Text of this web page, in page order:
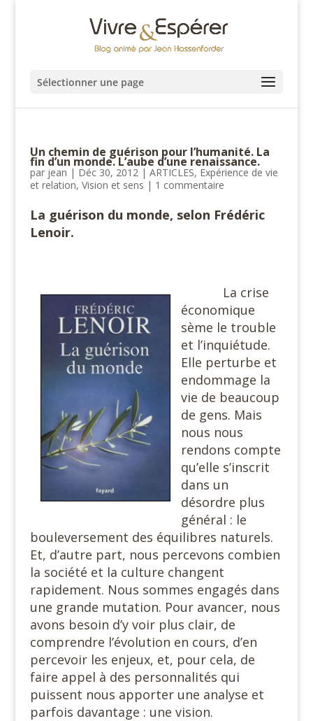
Sélectionner une page
Un chemin de guérison pour l’humanité. La
fin d’un monde. L’aube d’une renaissance.
par jean | Déc 30, 2012| ARTICLES, Expérience de vie
et relation, Vision et sens | 1 commentaire
La guérison du monde, selon Frédéric
Lenoir.
La crise
économique
sème le trouble
et l’inquiétude.
Elle perturbe et
endommage la
vie de beaucoup
de gens. Mais
nous nous
rendons compte
qu’elle s’inscrit
dans un
désordre plus
général : le
bouleversement des équilibres naturels.
Et, d’autre part, nous percevons combien
la société et la culture changent
rapidement. Nous sommes engagés dans
une grande mutation. Pour avancer, nous
avons besoin d’y voir plus clair, de
comprendre l’évolution en cours, d’en
percevoir les enjeux, et, pour cela, de
faire appel à des personnalités qui
puissent nous apporter une analyse et
parfois davantage : une vision.